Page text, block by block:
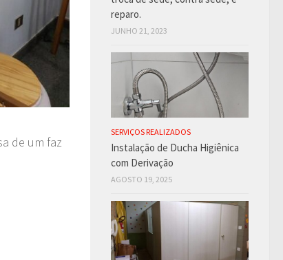
de um faz
reparo.
JUNHO 21, 2023
SERVIÇOS REALIZADOS
Instalação de Ducha Higiênica
com Derivação
AGOSTO 19, 2025